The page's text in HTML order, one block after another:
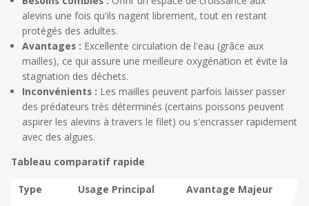
alevins une fois qu'ils nagent librement, tout en restant
protégés des adultes.
Avantages : Excellente circulation de l'eau (grâce aux
mailles), ce qui assure une meilleure oxygénation et évite la
stagnation des déchets.
Inconvénients : Les mailles peuvent parfois laisser passer
des prédateurs très déterminés (certains poissons peuvent
aspirer les alevins à travers le filet) ou s'encrasser rapidement
avec des algues.
Tableau comparatif rapide
Type Usage Principal Avantage Majeur